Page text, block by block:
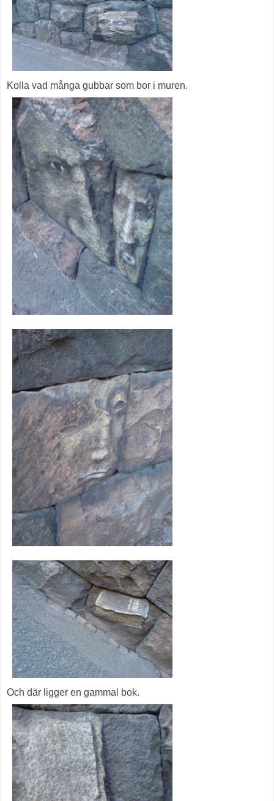
Kolla vad många gubbar som bor i muren.
Och där ligger en gammal bok.